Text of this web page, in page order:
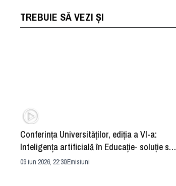
TREBUIE SĂ VEZI ȘI
Conferința Universităților, ediția a VI-a:
Inteligența artificială în Educație- soluție sau
problemă?
09 iun 2026, 22:30Emisiuni